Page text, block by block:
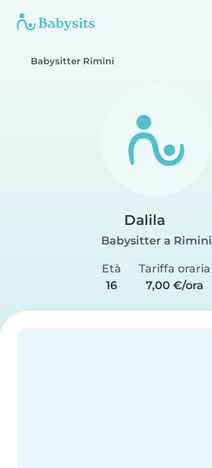
Babysitter Rimini
Dalila
Babysitter a Rimini
Età
16
Tariffa oraria
7,00 €/ora